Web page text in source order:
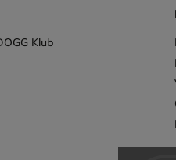
Klub